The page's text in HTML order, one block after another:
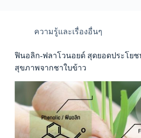
ความรู้และเรื่องอื่นๆ
ฟินอลิก-ฟลาโวนอยด์ สุดยอดประโยช
สุขภาพจากชาใบข้าว